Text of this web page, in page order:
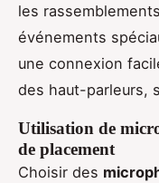
les
événements
une connexion
des haut-parleurs,
Utilisation de
de placement
Choisir des